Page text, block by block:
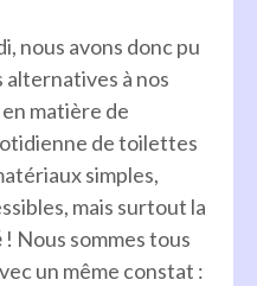
nous avons donc pu
à nos
matière de
de toilettes
simples,
mais surtout la
! Nous sommes tous
un même constat :